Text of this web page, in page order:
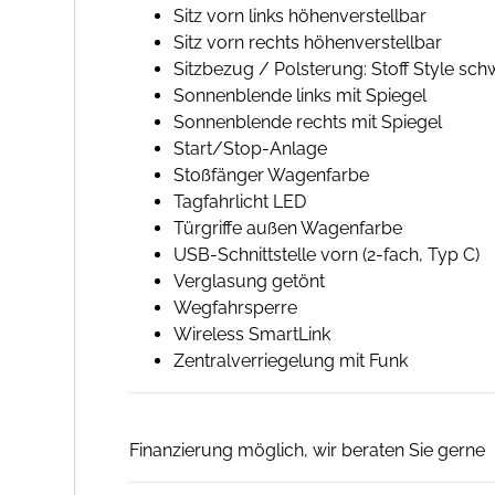
Sitz vorn links höhenverstellbar
Sitz vorn rechts höhenverstellbar
Sitzbezug / Polsterung: Stoff Style
Sonnenblende links mit Spiegel
Sonnenblende rechts mit Spiegel
Start/Stop-Anlage
Stoßfänger Wagenfarbe
Tagfahrlicht LED
Türgriffe außen Wagenfarbe
USB-Schnittstelle vorn (2-fach, Typ C)
Verglasung getönt
Wegfahrsperre
Wireless SmartLink
Zentralverriegelung mit Funk
Finanzierung möglich, wir beraten Sie gerne